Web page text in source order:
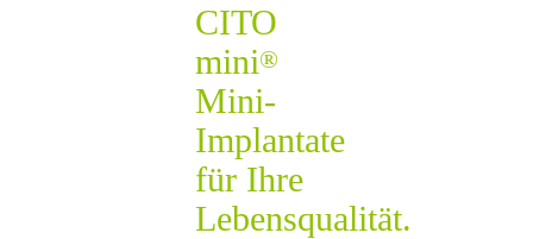
CITO
mini®
Mini-
Implantate
für Ihre
Lebensqualität.